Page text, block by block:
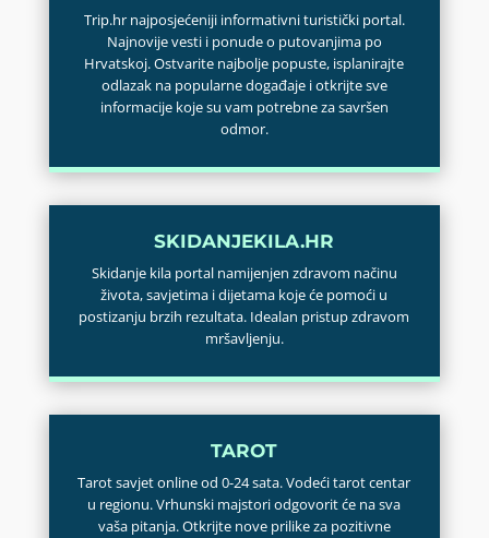
Trip.hr najposjećeniji informativni turistički portal.
Najnovije vesti i ponude o putovanjima po
Hrvatskoj. Ostvarite najbolje popuste, isplanirajte
odlazak na popularne događaje i otkrijte sve
informacije koje su vam potrebne za savršen
odmor.
SKIDANJEKILA.HR
Skidanje kila portal namijenjen zdravom načinu
života, savjetima i dijetama koje će pomoći u
postizanju brzih rezultata. Idealan pristup zdravom
mršavljenju.
TAROT
Tarot savjet online od 0-24 sata. Vodeći tarot centar
u regionu. Vrhunski majstori odgovorit će na sva
vaša pitanja. Otkrijte nove prilike za pozitivne